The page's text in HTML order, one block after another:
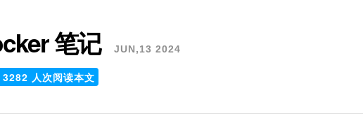
笔记 JUN,13 2024
3282 人次阅读本文